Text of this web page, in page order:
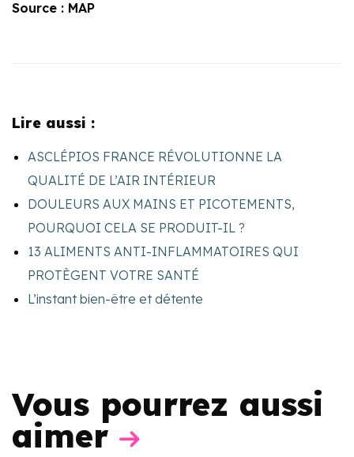
Source : MAP
Lire aussi :
ASCLÉPIOS FRANCE RÉVOLUTIONNE LA
QUALITÉ DE L’AIR INTÉRIEUR
DOULEURS AUX MAINS ET PICOTEMENTS,
POURQUOI CELA SE PRODUIT-IL ?
13 ALIMENTS ANTI-INFLAMMATOIRES QUI
PROTÈGENT VOTRE SANTÉ
L’instant bien-être et détente
Vous pourrez aussi
aimer